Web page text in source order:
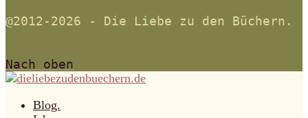
@2012-2026 - Die Liebe zu den Büchern.
Nach oben
Blog.